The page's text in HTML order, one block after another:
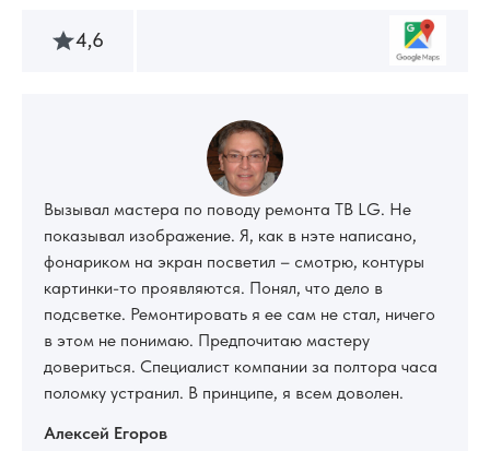
4,6
Вызывал мастера по поводу ремонта ТВ LG. Не
показывал изображение. Я, как в нэте написано,
фонариком на экран посветил – смотрю, контуры
картинки-то проявляются. Понял, что дело в
подсветке. Ремонтировать я ее сам не стал, ничего
в этом не понимаю. Предпочитаю мастеру
довериться. Специалист компании за полтора часа
поломку устранил. В принципе, я всем доволен.
Алексей Егоров